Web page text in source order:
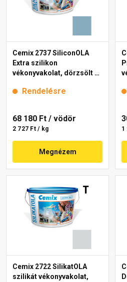
Cemix 2737 SiliconOLA
Extra szilikon
vékonyvakolat, dörzsölt 2
Rendelésre
68 180 Ft / vödör
2 727 Ft / kg
Megnézem
1
Cemix 2722 SilikatOLA
szilikát vékonyvakolat,